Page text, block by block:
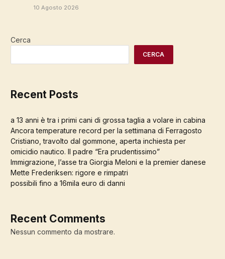
10 Agosto 2026
Cerca
CERCA
Recent Posts
a 13 anni è tra i primi cani di grossa taglia a volare in cabina
Ancora temperature record per la settimana di Ferragosto
Cristiano, travolto dal gommone, aperta inchiesta per
omicidio nautico. Il padre “Era prudentissimo”
Immigrazione, l’asse tra Giorgia Meloni e la premier danese
Mette Frederiksen: rigore e rimpatri
possibili fino a 16mila euro di danni
Recent Comments
Nessun commento da mostrare.